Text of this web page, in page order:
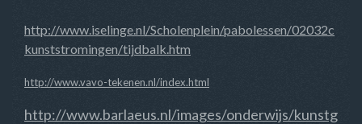
http://www.iselinge.nl/Scholenplein/pabolessen/02032c
kunststromingen/tijdbalk.htm
http://www.vavo-tekenen.nl/index.html
http://www.barlaeus.nl/images/onderwijs/kunstg